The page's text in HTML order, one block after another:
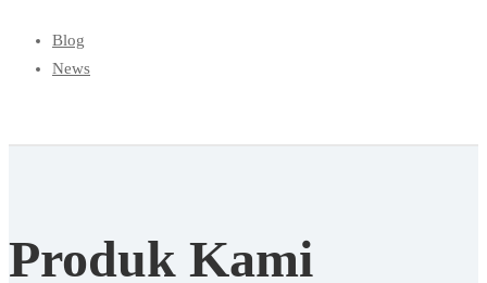
Blog
News
Produk Kami